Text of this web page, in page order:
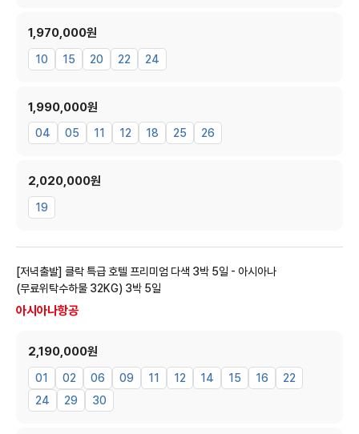
1,970,000원
10 15 20 22 24
1,990,000원
04 05 11 12 18 25 26
2,020,000원
19
[저녁출발] 클락 특급 호텔 프리미엄 다색 3박 5일 - 아시아나
(무료위탁수하물 32KG) 3박 5일
아시아나항공
2,190,000원
01 02 06 09 11 12 14 15 16
22
24
29 30